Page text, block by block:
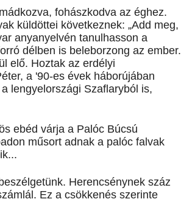
fohászkodva az éghez.
küldöttei következnek: „Add meg,
anyanyelvén tanulhasson a
délben is beleborzong az ember.
elő. Hoztak az erdélyi
a '90-es évek háborújában
lengyelországi Szaflaryból is,
ebéd várja a Palóc Búcsú
műsort adnak a palóc falvak
Herencsénynek száz
Ez a csökkenés szerinte